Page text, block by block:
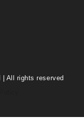
| All rights reserved